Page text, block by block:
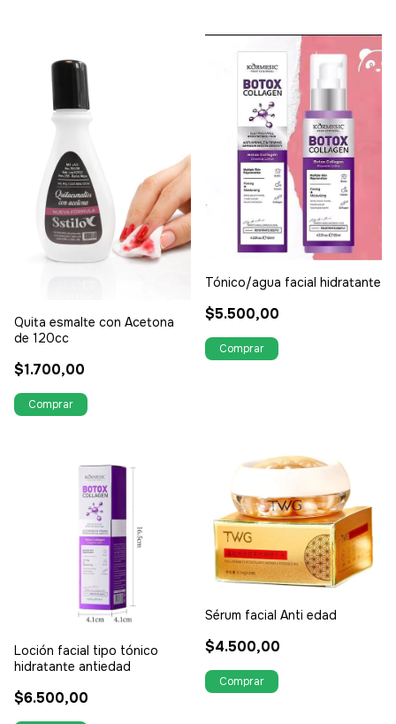
Quita esmalte con Acetona
de 120cc
$1.700,00
Tónico/agua facial hidratante
$5.500,00
Loción facial tipo tónico
hidratante antiedad
$6.500,00
Sérum facial Anti edad
$4.500,00